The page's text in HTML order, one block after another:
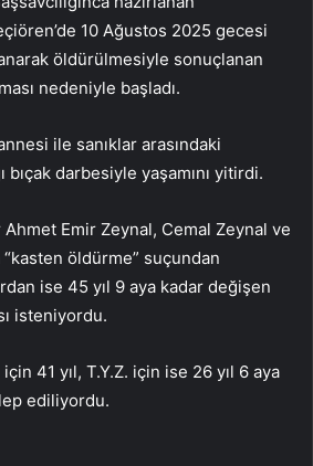
10 Ağustos 2025 gecesi
öldürülmesiyle sonuçlanan
nedeniyle başladı.
ile sanıklar arasındaki
bıçak darbesiyle yaşamını yitirdi.
Ahmet Emir Zeynal, Cemal Zeynal ve
“kasten öldürme” suçundan
ise 45 yıl 9 aya kadar değişen
isteniyordu.
41 yıl, T.Y.Z. için ise 26 yıl 6 aya
ediliyordu.